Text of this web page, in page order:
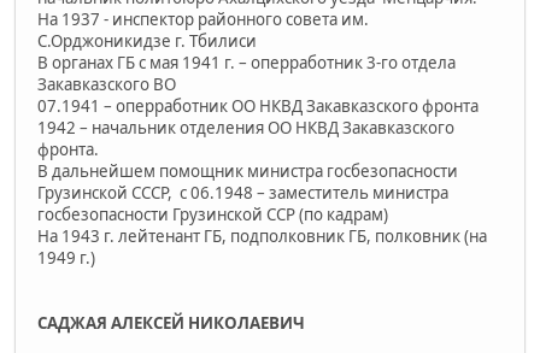
На 1937 - инспектор районного совета им.
С.Орджоникидзе г. Тбилиси
В органах ГБ с мая 1941 г. – оперработник 3-го отдела
Закавказского ВО
07.1941 – оперработник ОО НКВД Закавказского фронта
1942 – начальник отделения ОО НКВД Закавказского
фронта.
В дальнейшем помощник министра госбезопасности
Грузинской СССР, с 06.1948 – заместитель министра
госбезопасности Грузинской ССР (по кадрам)
На 1943 г. лейтенант ГБ, подполковник ГБ, полковник (на
1949 г.)
САДЖАЯ АЛЕКСЕЙ НИКОЛАЕВИЧ